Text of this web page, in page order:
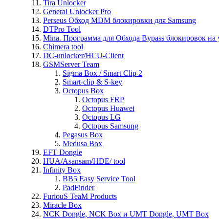
Tira Unlocker
General Unlocker Pro
Perseus Обход MDM блокировки для Samsung
DTPro Tool
Mina. Программа для Обхода Bypass блокировок на
Chimera tool
DC-unlocker/HCU-Client
GSMServer Team
Sigma Box / Smart Clip 2
Smart-clip & S-key
Octopus Box
Octopus FRP
Octopus Huawei
Octopus LG
Octopus Samsung
Pegasus Box
Medusa Box
EFT Dongle
HUA/Asansam/HDE/ tool
Infinity Box
BB5 Easy Service Tool
PadFinder
FuriouS TeaM Products
Miracle Box
NCK Dongle, NCK Box и UMT Dongle, UMT Box